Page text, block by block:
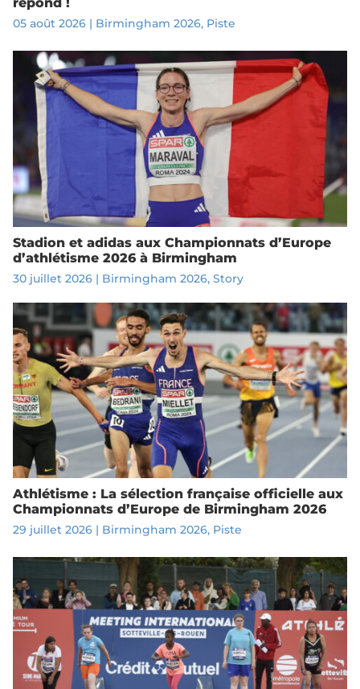
05 août 2026| Birmingham 2026, Piste
Stadion et adidas aux Championnats d’Europe
d’athlétisme 2026 à Birmingham
30 juillet 2026| Birmingham 2026, Story
Athlétisme : La sélection française officielle aux
Championnats d’Europe de Birmingham 2026
29 juillet 2026| Birmingham 2026, Piste